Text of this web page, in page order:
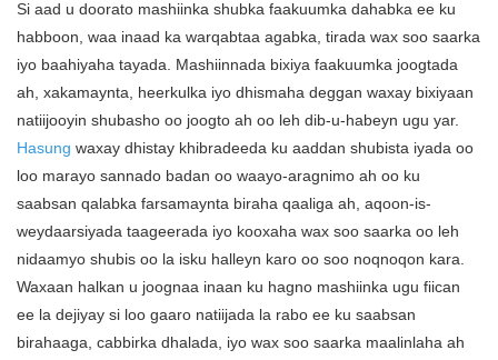
Si aad u doorato mashiinka shubka faakuumka dahabka ee ku
habboon, waa inaad ka warqabtaa agabka, tirada wax soo saarka
iyo baahiyaha tayada. Mashiinnada bixiya faakuumka joogtada
ah, xakamaynta, heerkulka iyo dhismaha deggan waxay bixiyaan
natiijooyin shubasho oo joogto ah oo leh dib-u-habeyn ugu yar.
Hasung waxay dhistay khibradeeda ku aaddan shubista iyada oo
loo marayo sannado badan oo waayo-aragnimo ah oo ku
saabsan qalabka farsamaynta biraha qaaliga ah, aqoon-is-
weydaarsiyada taageerada iyo kooxaha wax soo saarka oo leh
nidaamyo shubis oo la isku halleyn karo oo soo noqnoqon kara.
Waxaan halkan u joognaa inaan ku hagno mashiinka ugu fiican
ee la dejiyay si loo gaaro natiijada la rabo ee ku saabsan
birahaaga, cabbirka dhalada, iyo wax soo saarka maalinlaha ah